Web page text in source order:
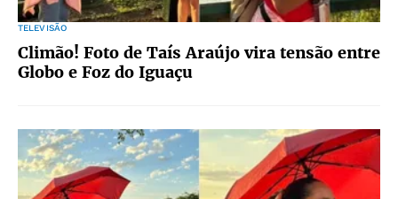
TELEVISÃO
Climão! Foto de Taís Araújo vira tensão entre
Globo e Foz do Iguaçu